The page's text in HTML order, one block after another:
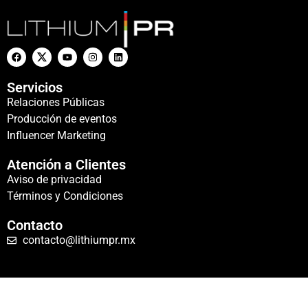
Servicios
Relaciones Públicas
Producción de eventos
Influencer Marketing
Atención a Clientes
Aviso de privacidad
Términos y Condiciones
Contacto
contacto@lithiumpr.mx